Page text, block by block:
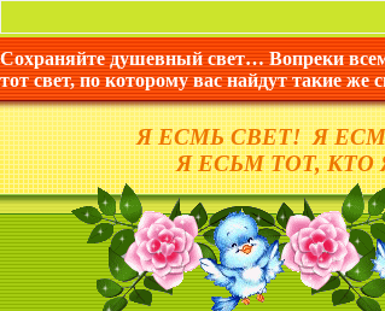
Сохраняйте душевный свет… Вопреки
тот свет, по которому вас найдут такие
Я ЕСМЬ СВЕТ! Я
Я ЕСЬМ ТОТ, КТО